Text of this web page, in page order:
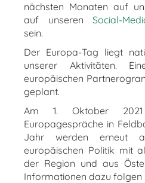
nächsten Monaten auf
auf unserenSocial-
sein.
Der Europa-Tag liegt
unserer Aktivitäten.
europäischen
geplant.
Am 1. Oktober
Europagespräche in
Jahr werden erneut
europäischen Politik mit
der Region und aus
Informationen dazu folgen